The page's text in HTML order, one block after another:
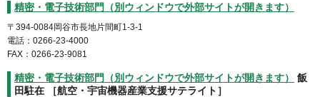
精密・電子技術部門（別ウィンドウで外部サイトが開きます）
〒394-0084岡谷市長地片間町1-3-1
電話：0266-23-4000
FAX：0266-23-9081
精密・電子技術部門（別ウィンドウで外部サイトが開きます）
飯
田駐在 ［航空・宇宙機器産業支援サテライト］